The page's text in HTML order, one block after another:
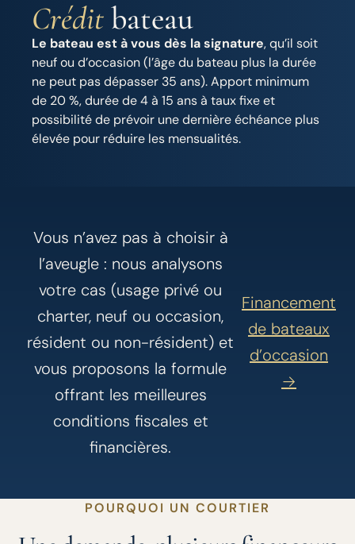
Créditbateau
Le bateau est à vous dès la signature, qu’il soit
neuf ou d’occasion (l’âge du bateau plus la durée
ne peut pas dépasser 35 ans). Apport minimum
de 20 %, durée de 4 à 15 ans à taux fixe et
possibilité de prévoir une dernière échéance plus
élevée pour réduire les mensualités.
Vous n’avez pas à choisir à
l’aveugle : nous analysons
votre cas (usage privé ou
charter, neuf ou occasion,
résident ou non-résident) et
vous proposons la formule
offrant les meilleures
conditions fiscales et
financières.
Financement
de bateaux
d’occasion
→
POURQUOI UN COURTIER